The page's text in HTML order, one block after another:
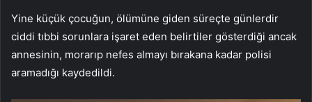
Yine küçük çocuğun, ölümüne giden süreçte günlerdir
ciddi tıbbi sorunlara işaret eden belirtiler gösterdiği ancak
annesinin, morarıp nefes almayı bırakana kadar polisi
aramadığı kaydedildi.